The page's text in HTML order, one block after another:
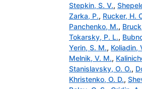
Stepkin, S. V.,
Zarka, P., Rucker, H.
Panchenko, M.,
Tokarsky, P. L.,
Yerin, S. M., Коliadin,
Melnik, V. M.,
Stanislavsky, O. O.,
Khristenko, O. D.,